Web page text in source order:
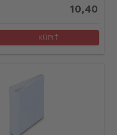
10,40
KÚPIŤ